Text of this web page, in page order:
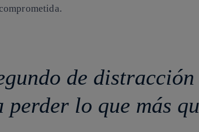
de
perder lo que más